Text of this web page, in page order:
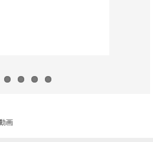
画